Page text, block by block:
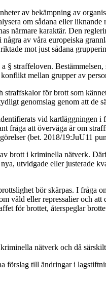
av bekämpning av
om sådana eller
närmare karaktär. Den
av våra europeiska
mot just sådana
§ straffeloven.
mellan grupper av
för brott som
genomslag genom att
vid
fråga att överväga är om
(bet. 2018/19:JuU11
brott i kriminella nätverk.
utvidgade eller justerade
bör skärpas. I fråga
våld eller repressalier och
för brottet, återspeglar
nätverk och då
förslag till ändringar i